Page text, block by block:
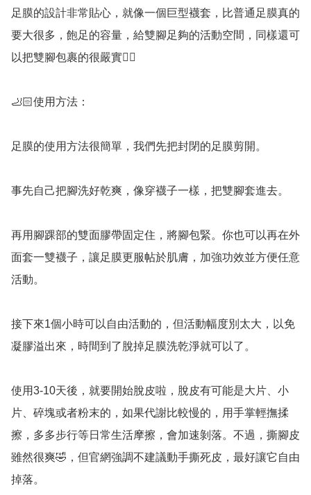
足膜的設計非常貼心，就像一個巨型襪套，比普通足膜真的
要大很多，飽足的容量，給雙腳足夠的活動空間，同樣還可
以把雙腳包裹的很嚴實👍🏻
🦶🏻使用方法：
足膜的使用方法很簡單，我們先把封閉的足膜剪開。
事先自己把腳洗好乾爽，像穿襪子一樣，把雙腳套進去。
再用腳踝部的雙面膠帶固定住，將腳包緊。你也可以再在外
面套一雙襪子，讓足膜更服帖於肌膚，加強功效並方便任意
活動。
接下來1個小時可以自由活動的，但活動幅度別太大，以免
凝膠溢出來，時間到了脫掉足膜洗乾淨就可以了。
使用3-10天後，就要開始脫皮啦，脫皮有可能是大片、小
片、碎塊或者粉末的，如果代謝比較慢的，用手掌輕撫揉
擦，多多步行等日常生活摩擦，會加速剝落。不過，撕腳皮
雖然很爽🤣，但官網強調不建議動手撕死皮，最好讓它自由
掉落。